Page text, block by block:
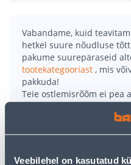
Veebilehel on kasutatud
Vabandame, kuid
hetkel suure nõudluse
pakume suurepäraseid
tootekategooriast , mis
pakkuda!
Teie ostlemisrõõm ei pea
uurimistööd saate
kasutades meie võimsat